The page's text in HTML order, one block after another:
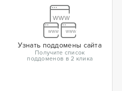
Узнать поддомены сайта
Получите список
поддоменов в 2 клика